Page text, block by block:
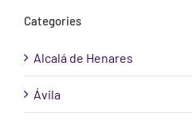
Categories
Alcalá de Henares
Ávila